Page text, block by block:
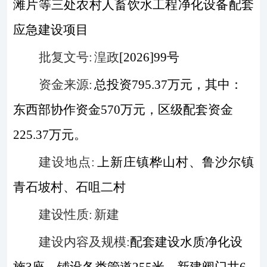
滩片等三处农村人畜饮水工程净化设备配套
应急建设项目
批复文号: 湟政[2026]99号
资金来源: 总投资795.37万元，其中：
东西部协作资金570万元， 区级配套资金
225.37万元。
建设地点:
上新庄镇桦山村、鲁沙尔镇
青石坡村、石咀二村
建设性质: 新建
建设内容及规模:配套建设水质净化设